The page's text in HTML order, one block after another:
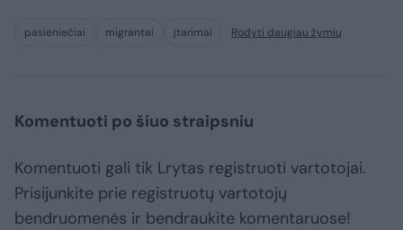
pasieniečiai migrantai įtarimai Rodyti daugiau žymių
Komentuoti po šiuo straipsniu
Komentuoti gali tik Lrytas registruoti vartotojai.
Prisijunkite prie registruotų vartotojų
bendruomenės ir bendraukite komentaruose!